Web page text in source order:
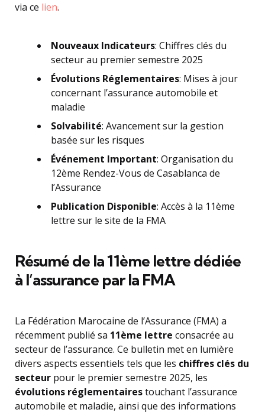
via ce lien.
Nouveaux Indicateurs: Chiffres clés du
secteur au premier semestre 2025
Évolutions Réglementaires: Mises à jour
concernant l’assurance automobile et
maladie
Solvabilité: Avancement sur la gestion
basée sur les risques
Événement Important: Organisation du
12ème Rendez-Vous de Casablanca de
l’Assurance
Publication Disponible: Accès à la 11ème
lettre sur le site de la FMA
Résumé de la 11ème lettre dédiée
à l’assurance par la FMA
La Fédération Marocaine de l’Assurance (FMA) a
récemment publié sa 11ème lettre consacrée au
secteur de l’assurance. Ce bulletin met en lumière
divers aspects essentiels tels que les chiffres clés du
secteur pour le premier semestre 2025, les
évolutions réglementairestouchant l’assurance
automobile et maladie, ainsi que des informations